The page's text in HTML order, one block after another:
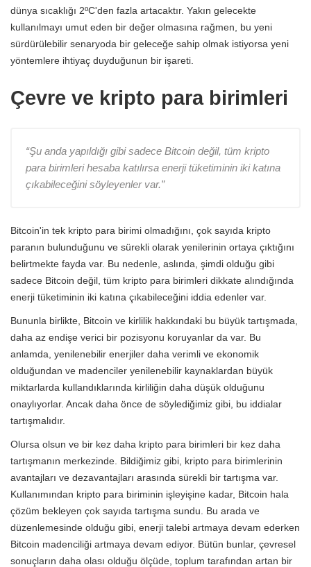
dünya sıcaklığı 2ºC'den fazla artacaktır. Yakın gelecekte
kullanılmayı umut eden bir değer olmasına rağmen, bu yeni
sürdürülebilir senaryoda bir geleceğe sahip olmak istiyorsa yeni
yöntemlere ihtiyaç duyduğunun bir işareti.
Çevre ve kripto para birimleri
“Şu anda yapıldığı gibi sadece Bitcoin değil, tüm kripto
para birimleri hesaba katılırsa enerji tüketiminin iki katına
çıkabileceğini söyleyenler var.”
Bitcoin'in tek kripto para birimi olmadığını, çok sayıda kripto
paranın bulunduğunu ve sürekli olarak yenilerinin ortaya çıktığını
belirtmekte fayda var. Bu nedenle, aslında, şimdi olduğu gibi
sadece Bitcoin değil, tüm kripto para birimleri dikkate alındığında
enerji tüketiminin iki katına çıkabileceğini iddia edenler var.
Bununla birlikte, Bitcoin ve kirlilik hakkındaki bu büyük tartışmada,
daha az endişe verici bir pozisyonu koruyanlar da var. Bu
anlamda, yenilenebilir enerjiler daha verimli ve ekonomik
olduğundan ve madenciler yenilenebilir kaynaklardan büyük
miktarlarda kullandıklarında kirliliğin daha düşük olduğunu
onaylıyorlar. Ancak daha önce de söylediğimiz gibi, bu iddialar
tartışmalıdır.
Olursa olsun ve bir kez daha kripto para birimleri bir kez daha
tartışmanın merkezinde. Bildiğimiz gibi, kripto para birimlerinin
avantajları ve dezavantajları arasında sürekli bir tartışma var.
Kullanımından kripto para biriminin işleyişine kadar, Bitcoin hala
çözüm bekleyen çok sayıda tartışma sundu. Bu arada ve
düzenlemesinde olduğu gibi, enerji talebi artmaya devam ederken
Bitcoin madenciliği artmaya devam ediyor. Bütün bunlar, çevresel
sonuçların daha olası olduğu ölçüde, toplum tarafından artan bir